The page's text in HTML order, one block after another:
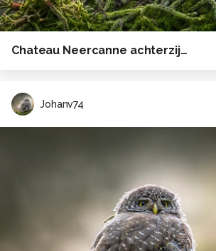
Chateau Neercanne achterzijde
Johanv74